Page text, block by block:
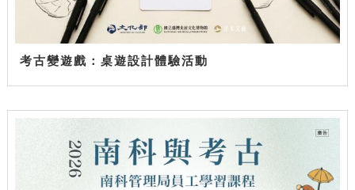
考古變遊戲：桌遊設計體驗活動